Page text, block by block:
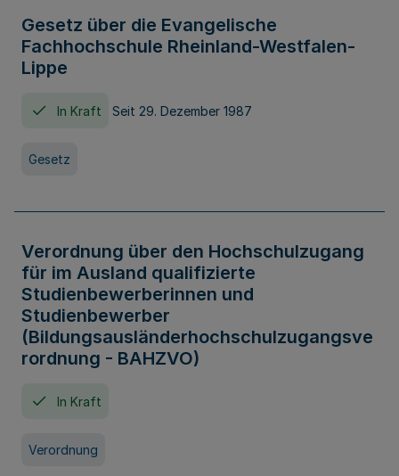
Gesetz über die Evangelische
Fachhochschule Rheinland-Westfalen-
Lippe
In Kraft Seit 29. Dezember 1987
Gesetz
Verordnung über den Hochschulzugang
für im Ausland qualifizierte
Studienbewerberinnen und
Studienbewerber
(Bildungsausländerhochschulzugangsve
rordnung - BAHZVO)
In Kraft
Verordnung